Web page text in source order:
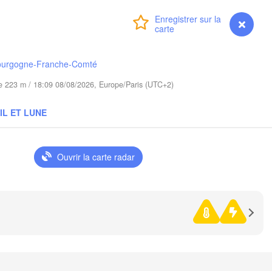
Premium myVentusky Prévisions
Franche-Comté
223 m / 18:09 08/08/2026, Europe/Paris (UTC+2)
ET LUNE
Ouvrir la carte radar
Wrocław
Olsztyn
Bydgoszcz
Львів
(Lviv)
Гродна
(Hrodna)